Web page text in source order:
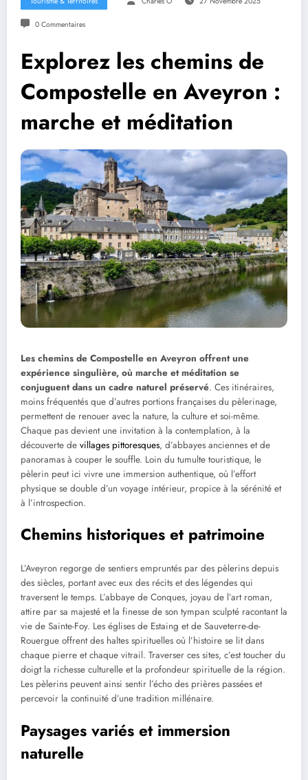
0 Commentaires
Explorez les chemins de
Compostelle en Aveyron :
marche et méditation
Les chemins de Compostelle en Aveyron offrent une
expérience singulière, où marche et méditation se
conjuguent dans un cadre naturel préservé. Ces itinéraires,
moins fréquentés que d’autres portions françaises du pèlerinage,
permettent de renouer avec la nature, la culture et soi-même.
Chaque pas devient une invitation à la contemplation, à la
découverte de villages pittoresques, d’abbayes anciennes et de
panoramas à couper le souffle. Loin du tumulte touristique, le
pèlerin peut ici vivre une immersion authentique, où l’effort
physique se double d’un voyage intérieur, propice à la sérénité et
à l’introspection.
Chemins historiques et patrimoine
L’Aveyron regorge de sentiers empruntés par des pèlerins depuis
des siècles, portant avec eux des récits et des légendes qui
traversent le temps. L’abbaye de Conques, joyau de l’art roman,
attire par sa majesté et la finesse de son tympan sculpté racontant la
vie de Sainte-Foy. Les églises de Estaing et de Sauveterre-de-
Rouergue offrent des haltes spirituelles où l’histoire se lit dans
chaque pierre et chaque vitrail. Traverser ces sites, c’est toucher du
doigt la richesse culturelle et la profondeur spirituelle de la région.
Les pèlerins peuvent ainsi sentir l’écho des prières passées et
percevoir la continuité d’une tradition millénaire.
Paysages variés et immersion
naturelle